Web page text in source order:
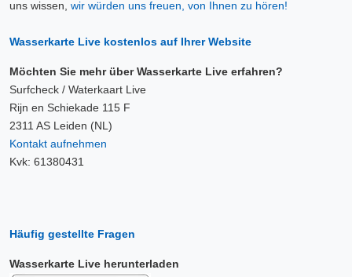
uns wissen, wir würden uns freuen, von Ihnen zu hören!
Wasserkarte Live kostenlos auf Ihrer Website
Möchten Sie mehr über Wasserkarte Live erfahren?
Surfcheck / Waterkaart Live
Rijn en Schiekade 115 F
2311 AS Leiden (NL)
Kontakt aufnehmen
Kvk: 61380431
Häufig gestellte Fragen
Wasserkarte Live herunterladen